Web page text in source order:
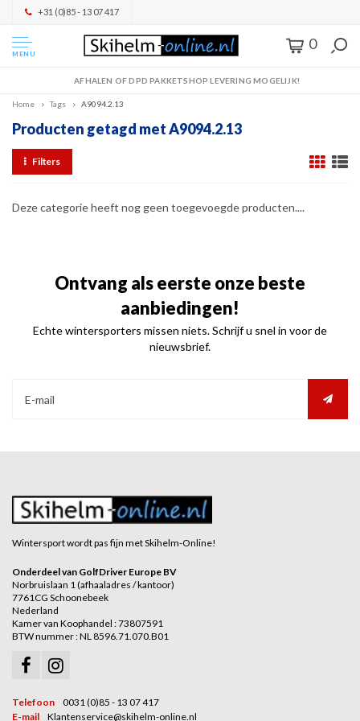
+31 (0)85 - 13 07 417
MENU
0
AFHALEN OF DPD PAKKETSHOP LEVERING MOGELIJK!
Home Tags A9094.2.13
Producten getagd met A9094.2.13
Filters
Deze categorie heeft nog geen toegevoegde producten....
Ontvang als eerste onze beste
aanbiedingen!
Echte wintersporters missen niets. Schrijf u snel in voor de
nieuwsbrief.
Wintersport wordt pas fijn met Skihelm-Online!
Onderdeel van GolfDriver Europe BV
Norbruislaan 1 (afhaaladres / kantoor)
7761CG Schoonebeek
Nederland
Kamer van Koophandel : 73807591
BTW nummer : NL 8596.71.070.B01
Telefoon
0031 (0)85 - 13 07 417
E-mail
Klantenservice@skihelm-online.nl